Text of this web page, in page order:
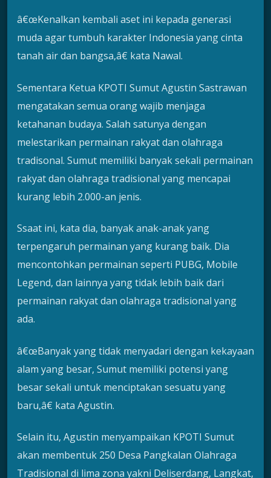
â€œKenalkan kembali aset ini kepada generasi
muda agar tumbuh karakter Indonesia yang cinta
tanah air dan bangsa,â€ kata Nawal.
Sementara Ketua KPOTI Sumut Agustin Sastrawan
mengatakan semua orang wajib menjaga
ketahanan budaya. Salah satunya dengan
melestarikan permainan rakyat dan olahraga
tradisonal. Sumut memiliki banyak sekali permainan
rakyat dan olahraga tradisional yang mencapai
kurang lebih 2.000-an jenis.
Ssaat ini, kata dia, banyak anak-anak yang
terpengaruh permainan yang kurang baik. Dia
mencontohkan permainan seperti PUBG, Mobile
Legend, dan lainnya yang tidak lebih baik dari
permainan rakyat dan olahraga tradisional yang
ada.
â€œBanyak yang tidak menyadari dengan kekayaan
alam yang besar, Sumut memiliki potensi yang
besar sekali untuk menciptakan sesuatu yang
baru,â€ kata Agustin.
Selain itu, Agustin menyampaikan KPOTI Sumut
akan membentuk 250 Desa Pangkalan Olahraga
Tradisional di lima zona yakni Deliserdang, Langkat,